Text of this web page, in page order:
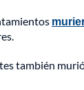
también